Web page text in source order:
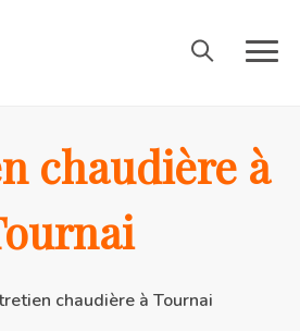
chaudière à
chaudière à Tournai